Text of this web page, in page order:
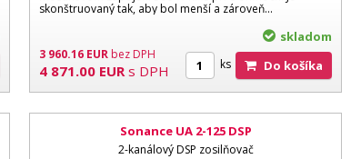
skonštruovaný tak, aby bol menší a zároveň...
3 960.16 EURbez DPH
4 871.00 EUR s DPH
skladom
ks Do košíka
Sonance UA 2-125 DSP
2-kanálový DSP zosilňovač